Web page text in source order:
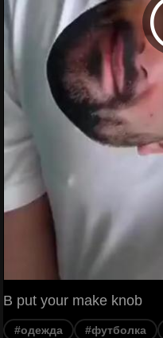
B put your make knob
#одежда #футболка